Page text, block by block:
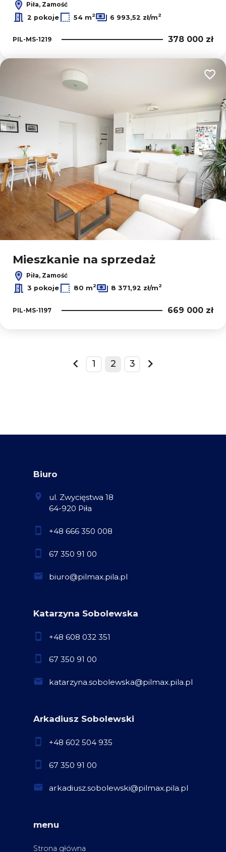
Piła, Zamość
2 pokoje
54 m2 6 993,52 zł/m2
PIL-MS-1219 378 000 zł
Mieszkanie na sprzedaż
Piła, Zamość
3 pokoje
80 m2 8 371,92 zł/m2
PIL-MS-1197 669 000 zł
prev
1 2 3
next
Biuro
ul. Zwycięstwa 18
64-920 Piła
+48 666 350 008
67 350 91 00
biuro@pilmax.pila.pl
Katarzyna Sobolewska
+48 608 032 351
67 350 91 00
katarzyna.sobolewska@pilmax.pila.pl
Arkadiusz Sobolewski
+48 602 504 935
67 350 91 00
arkadiusz.sobolewski@pilmax.pila.pl
menu
Strona główna